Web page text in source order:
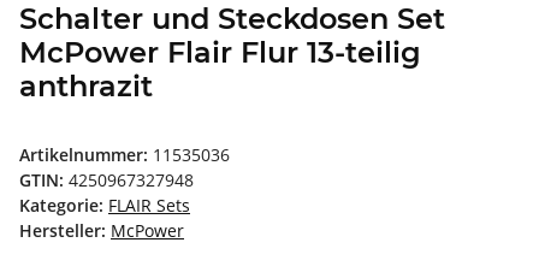
Schalter und Steckdosen Set
McPower Flair Flur 13-teilig
anthrazit
Artikelnummer: 11535036
GTIN: 4250967327948
Kategorie: FLAIR Sets
Hersteller: McPower